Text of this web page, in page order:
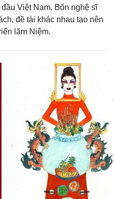
Việt Nam. Bốn nghệ sĩ
đề tài khác nhau tạo nên
lãm Niệm.